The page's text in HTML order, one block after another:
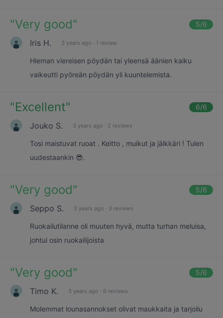
"Very good" 5/6
Iris H. 3 years ago · 1 review
Hieman viereisen pöydän tai yleensä äänien kaiku
vaikeutti pyöreän pöydän yli kuuntelemista.
"Excellent" 6/6
Jouko S. 3 years ago · 2 reviews
Tosi maistuvat ruoat . Keitto , muikut ja jälkkäri ! Tulen
uudestaankin 😎.
"Very good" 5/6
Seppo S. 3 years ago · 3 reviews
Ruokailutilanne oli muuten hyvä, mutta turhan meluisa,
johtui osin ruokailijoista
"Very good" 5/6
Timo K. 3 years ago · 6 reviews
Molemmat lounasannokset olivat maukkaita ja tarjoilu